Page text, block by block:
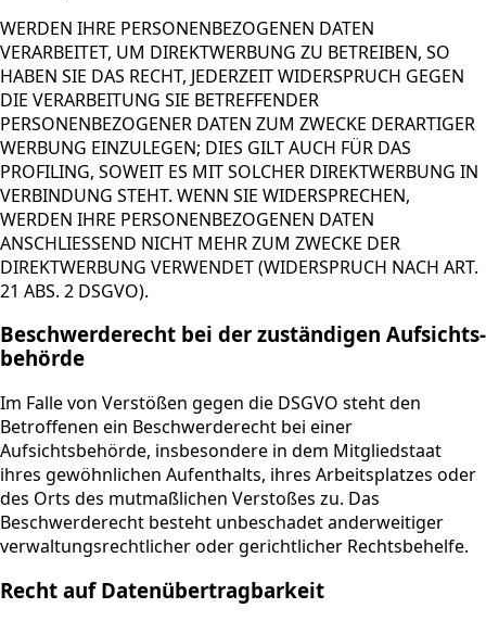
WERDEN IHRE PERSONENBEZOGENEN DATEN
VERARBEITET, UM DIREKTWERBUNG ZU BETREIBEN, SO
HABEN SIE DAS RECHT, JEDERZEIT WIDERSPRUCH GEGEN
DIE VERARBEITUNG SIE BETREFFENDER
PERSONENBEZOGENER DATEN ZUM ZWECKE DERARTIGER
WERBUNG EINZULEGEN; DIES GILT AUCH FÜR DAS
PROFILING, SOWEIT ES MIT SOLCHER DIREKTWERBUNG IN
VERBINDUNG STEHT. WENN SIE WIDERSPRECHEN,
WERDEN IHRE PERSONENBEZOGENEN DATEN
ANSCHLIESSEND NICHT MEHR ZUM ZWECKE DER
DIREKTWERBUNG VERWENDET (WIDERSPRUCH NACH ART.
21 ABS. 2 DSGVO).
Beschwerde­recht bei der zuständigen Aufsichts­
behörde
Im Falle von Verstößen gegen die DSGVO steht den
Betroffenen ein Beschwerderecht bei einer
Aufsichtsbehörde, insbesondere in dem Mitgliedstaat
ihres gewöhnlichen Aufenthalts, ihres Arbeitsplatzes oder
des Orts des mutmaßlichen Verstoßes zu. Das
Beschwerderecht besteht unbeschadet anderweitiger
verwaltungsrechtlicher oder gerichtlicher Rechtsbehelfe.
Recht auf Daten­übertrag­barkeit